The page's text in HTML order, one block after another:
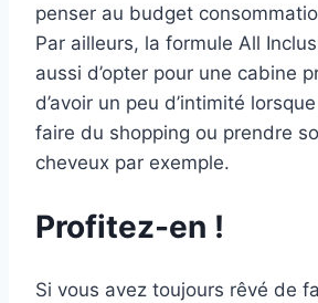
penser au budget
Par ailleurs, la formule All
aussi d’opter pour une cabine
d’avoir un peu d’intimité
faire du shopping ou prendre
cheveux par exemple.
Profitez-en !
Si vous avez toujours rêvé de